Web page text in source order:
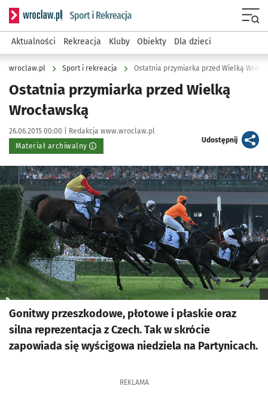
Serwis informacyjny wroclaw.pl podserwis: Sport i rekreacja
Aktualności Rekreacja Kluby Obiekty Dla dzieci
wroclaw.pl Sport i rekreacja Ostatnia przymiarka przed Wielką
Ostatnia przymiarka przed Wielką
Wrocławską
Data publikacji:
26.06.2015 00:00 | Autor:
Redakcja www.wroclaw.pl
Materiał archiwalny
Udostępnijartykuł
Kliknij, aby powiększyć
Gonitwy przeszkodowe, płotowe i płaskie oraz
silna reprezentacja z Czech. Tak w skrócie
zapowiada się wyścigowa niedziela na Partynicach.
REKLAMA